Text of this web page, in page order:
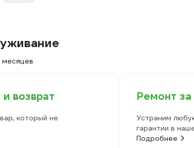
месяцев
возврат
который не
Ремонт
Устраним
гарантии в
Подробнее